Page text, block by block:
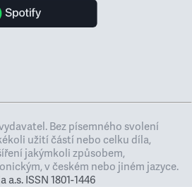
Bez písemného svolení
užití částí nebo celku díla,
jakýmkoli způsobem,
v českém nebo jiném jazyce.
ISSN 1801-1446